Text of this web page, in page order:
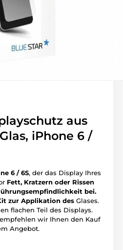
aus
iPhone 6 /
6 / 6S, der das Display Ihres
Fett, Kratzern oder Rissen
bei.
zur Applikation des Glases.
flachen Teil des Displays.
wir Ihnen den Kauf
Angebot.